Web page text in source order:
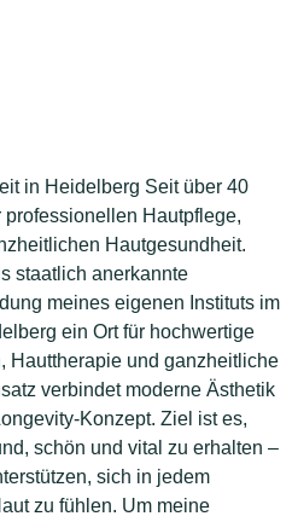
in Heidelberg Seit über 40
Hautpflege,
Hautgesundheit.
staatlich anerkannte
meines eigenen Instituts im
ein Ort für hochwertige
Hauttherapie und ganzheitliche
verbindet moderne Ästhetik
Konzept. Ziel ist es,
schön und vital zu erhalten –
sich in jedem
zu fühlen. Um meine